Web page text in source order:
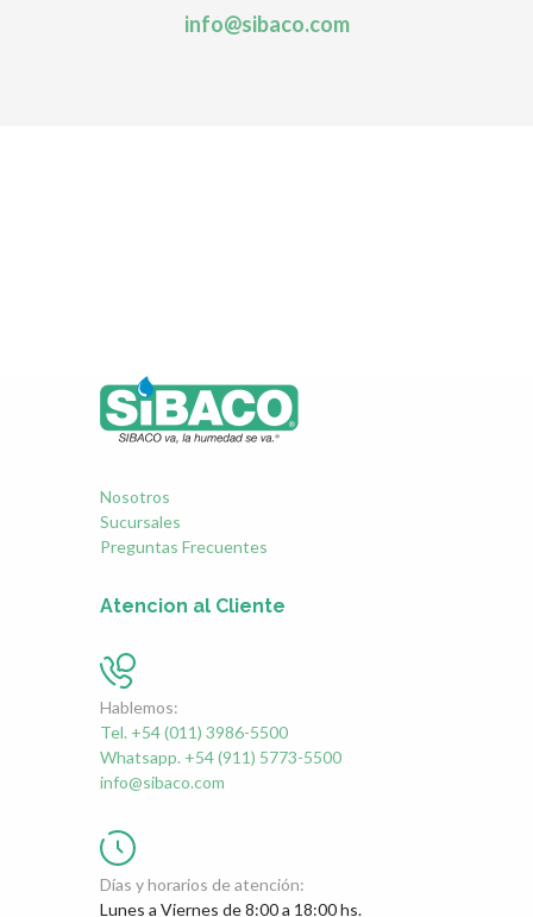
info@sibaco.com
Nosotros
Sucursales
Preguntas Frecuentes
Atencion al Cliente
Hablemos:
Tel. +54 (011) 3986-5500
Whatsapp. +54 (911) 5773-5500
info@sibaco.com
Días y horarios de atención:
Lunes a Viernes de 8:00 a 18:00 hs.